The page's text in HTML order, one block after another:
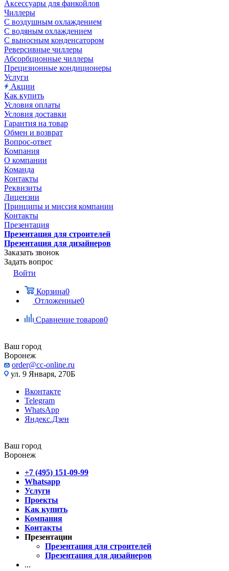
Аксессуары для фанкойлов
Чиллеры
С воздушным охлаждением
С водяным охлаждением
С выносным конденсатором
Реверсивные чиллеры
Абсорбционные чиллеры
Прецизионные кондиционеры
Услуги
Акции
Как купить
Условия оплаты
Условия доставки
Гарантия на товар
Обмен и возврат
Вопрос-ответ
Компания
О компании
Команда
Контакты
Реквизиты
Лицензии
Принципы и миссия компании
Контакты
Презентация
Презентация для строителей
Презентация для дизайнеров
Заказать звонок
Задать вопрос
Войти
Корзина0
Отложенные0
Сравнение товаров0
Ваш город
Воронеж
order@cc-online.ru
ул. 9 Января, 270Б
Вконтакте
Telegram
WhatsApp
Яндекс.Дзен
Ваш город
Воронеж
+7 (495) 151-09-99
Whatsapp
Услуги
Проекты
Как купить
Компания
Контакты
Презентации
Презентация для строителей
Презентация для дизайнеров
...